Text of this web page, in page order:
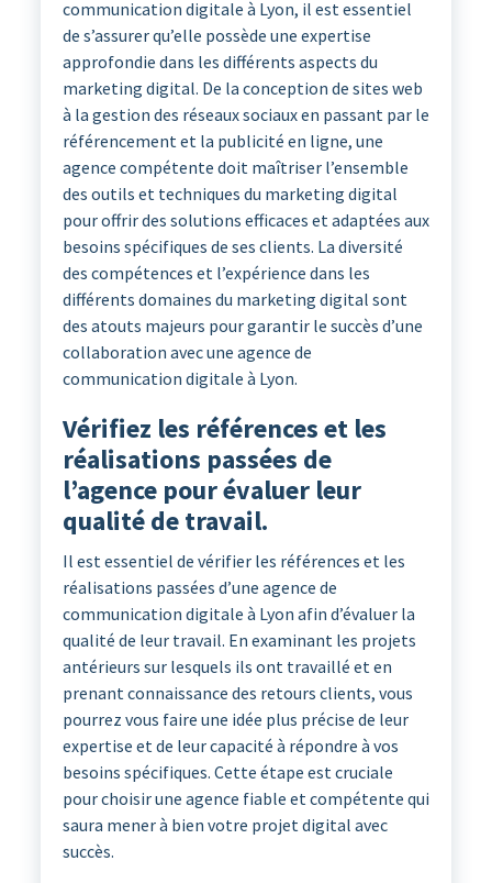
communication digitale à Lyon, il est essentiel
de s’assurer qu’elle possède une expertise
approfondie dans les différents aspects du
marketing digital. De la conception de sites web
à la gestion des réseaux sociaux en passant par le
référencement et la publicité en ligne, une
agence compétente doit maîtriser l’ensemble
des outils et techniques du marketing digital
pour offrir des solutions efficaces et adaptées aux
besoins spécifiques de ses clients. La diversité
des compétences et l’expérience dans les
différents domaines du marketing digital sont
des atouts majeurs pour garantir le succès d’une
collaboration avec une agence de
communication digitale à Lyon.
Vérifiez les références et les
réalisations passées de
l’agence pour évaluer leur
qualité de travail.
Il est essentiel de vérifier les références et les
réalisations passées d’une agence de
communication digitale à Lyon afin d’évaluer la
qualité de leur travail. En examinant les projets
antérieurs sur lesquels ils ont travaillé et en
prenant connaissance des retours clients, vous
pourrez vous faire une idée plus précise de leur
expertise et de leur capacité à répondre à vos
besoins spécifiques. Cette étape est cruciale
pour choisir une agence fiable et compétente qui
saura mener à bien votre projet digital avec
succès.